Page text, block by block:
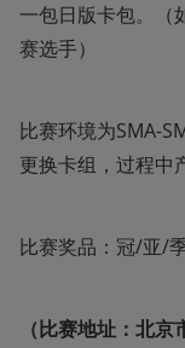
一包日版卡包。（
赛选手）
比赛环境为SMA-
更换卡组，过程中
比赛奖品：冠/亚/
（比赛地址：北